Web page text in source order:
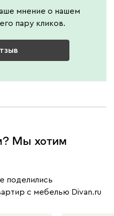
мнение о нашем
пару кликов.
Мы хотим
поделились
с мебелью Divan.ru